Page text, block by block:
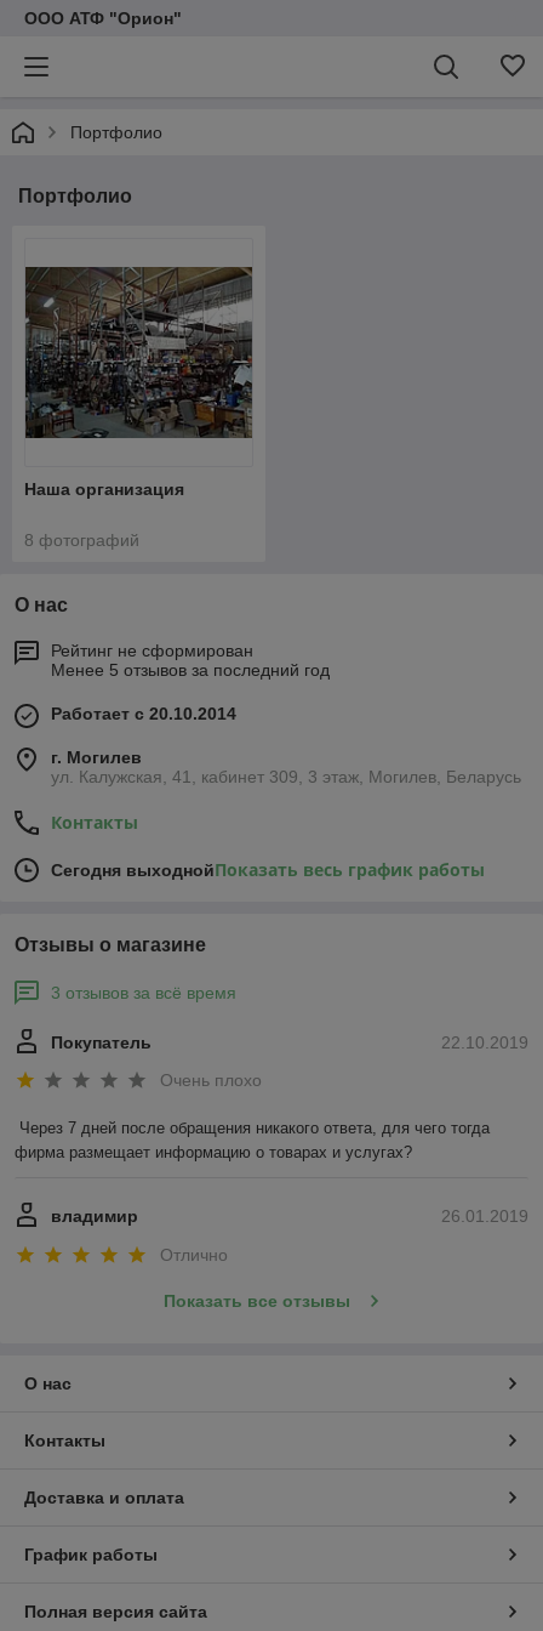
ООО АТФ "Орион"
Портфолио
Портфолио
Наша организация
8 фотографий
О нас
Рейтинг не сформирован
Менее 5 отзывов за последний год
Работает с 20.10.2014
г. Могилев
ул. Калужская, 41, кабинет 309, 3 этаж, Могилев, Беларусь
Контакты
Сегодня выходнойПоказать весь график работы
Отзывы о магазине
3 отзывов за всё время
22.10.2019
Покупатель
Очень плохо
Через 7 дней после обращения никакого ответа, для чего тогда
фирма размещает информацию о товарах и услугах?
26.01.2019
владимир
Отлично
Показать все отзывы
О нас
Контакты
Доставка и оплата
График работы
Полная версия сайта